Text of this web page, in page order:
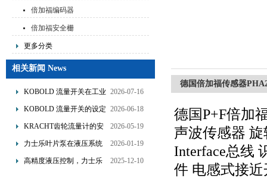
倍加福编码器
倍加福安全栅
更多分类
相关新闻 News
KOBOLD 流量开关在工业
管道水流量监测中的应用
2026-07-16
KOBOLD 流量开关的设定
流量调节与刻度指示
2026-06-18
KRACHT齿轮流量计的安
装要求：直管段、过滤器
2026-05-19
力士乐叶片泵在液压系统
中的应用分析
2026-01-19
高精度液压控制，力士乐
2025-12-10
德国倍加福传感器
德国P+F倍加
声波传感器
Interface总线
件 电感式接